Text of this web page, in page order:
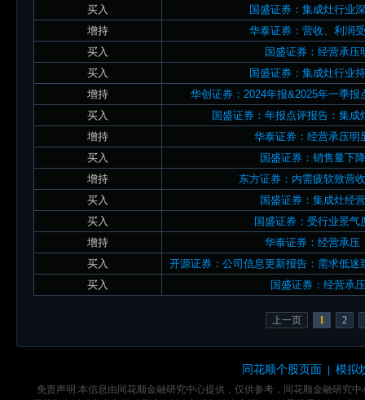
买入
国盛证券：集成灶行业
增持
华泰证券：营收、利润
买入
国盛证券：经营承压
买入
国盛证券：集成灶行业
增持
华创证券：2024年报&2025年一季
买入
国盛证券：年报点评报告：集
增持
华泰证券：经营承压明
买入
国盛证券：销售量下
增持
东方证券：内需疲软致营
买入
国盛证券：集成灶经
买入
国盛证券：受行业景气
增持
华泰证券：经营承压
买入
开源证券：公司信息更新报告：需求低
买入
国盛证券：经营承
上一页 1 2
同花顺个股页面 | 模拟
免责声明:本信息由同花顺金融研究中心提供，仅供参考，同花顺金融研究